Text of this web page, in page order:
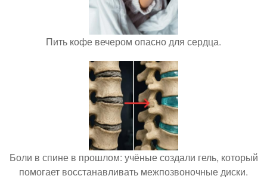
Пить кофе вечером опасно для сердца.
Боли в спине в прошлом: учёные создали гель, который
помогает восстанавливать межпозвоночные диски.